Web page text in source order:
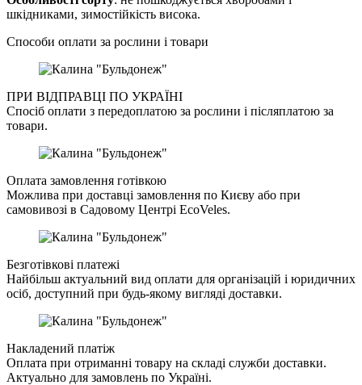
шкідниками, зимостійкість висока.
Способи оплати за рослини і товари
ПРИ ВІДПРАВЦІ ПО УКРАЇНІ
Спосіб оплати з передоплатою за рослини і післяплатою за
товари.
Оплата замовлення готівкою
Можлива при доставці замовлення по Києву або при
самовивозі в Садовому Центрі EcoVeles.
Безготівкові платежі
Найбільш актуальний вид оплати для організацій і юридичних
осіб, доступний при будь-якому вигляді доставки.
Накладений платіж
Оплата при отриманні товару на складі служби доставки.
Актуально для замовлень по Україні.